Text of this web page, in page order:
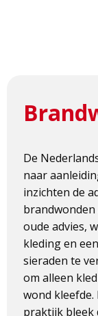
De
naar
inzichten de
oude advies,
kleding en
sieraden te
om alleen
wond kleefde.
praktijk bleek